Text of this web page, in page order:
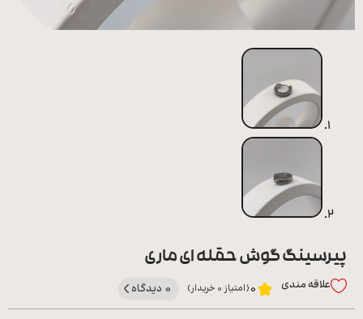
ورشو
پیرسینگ گوش حقله ای ماری
علاقه‌ مندی 0(امتیاز 0 خریدار) 0 دیدگاه